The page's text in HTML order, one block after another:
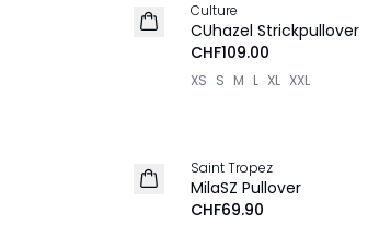
NEU
Culture
CUhazel Strickpullover
CHF109.00
XS S M L XL XXL
NEU
Saint Tropez
MilaSZ Pullover
CHF69.90